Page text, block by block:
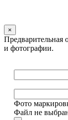
×
Предварительная
и фотографии.
Фото
Файл не